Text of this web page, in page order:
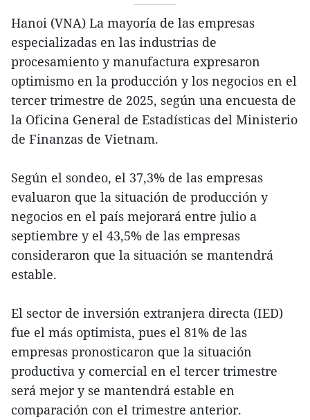
Hanoi (VNA) La mayoría de las empresas
especializadas en las industrias de
procesamiento y manufactura expresaron
optimismo en la producción y los negocios en el
tercer trimestre de 2025, según una encuesta de
la Oficina General de Estadísticas del Ministerio
de Finanzas de Vietnam.
Según el sondeo, el 37,3% de las empresas
evaluaron que la situación de producción y
negocios en el país mejorará entre julio a
septiembre y el 43,5% de las empresas
consideraron que la situación se mantendrá
estable.
El sector de inversión extranjera directa (IED)
fue el más optimista, pues el 81% de las
empresas pronosticaron que la situación
productiva y comercial en el tercer trimestre
será mejor y se mantendrá estable en
comparación con el trimestre anterior.